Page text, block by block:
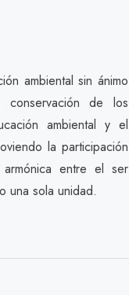
ambiental sin ánimo
de los
ambiental y el
la participación
entre el ser
una sola unidad.